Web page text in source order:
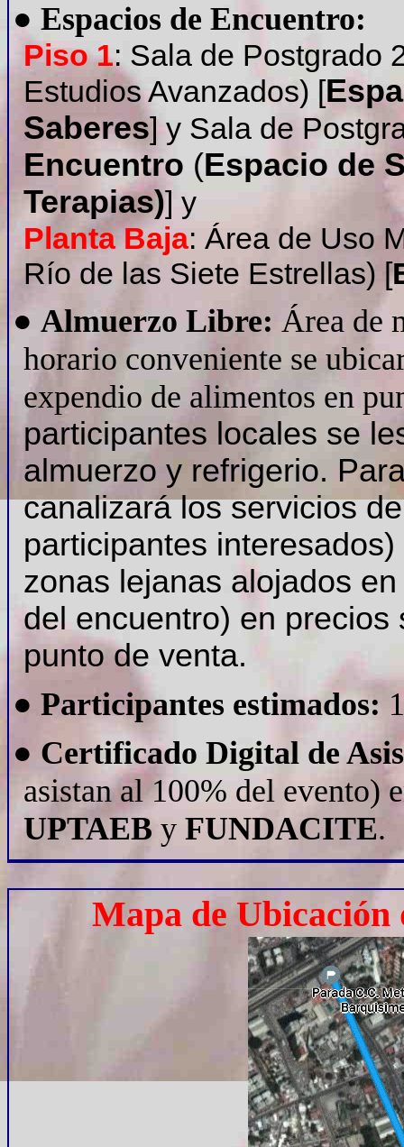
● Espacios de Encuentro:
Piso 1: Sala de Postgrado
Estudios Avanzados) [
Saberes] y Sala de
Encuentro (Espacio de
Terapias)] y
Planta Baja: Área de Uso
Río de las Siete Estrellas) [
● Almuerzo Libre: Área de
horario conveniente se
expendio de alimentos en
participantes locales se
almuerzo y refrigerio.
canalizará los servicios
participantes
zonas lejanas alojados
del encuentro) en
punto de venta.
● Participantes estimados:
● Certificado Digital de
asistan al 100% del evento)
UPTAEBy FUNDACITE.
Mapa de Ubicación